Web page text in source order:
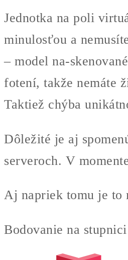
Jednotka na poli
minulosťou a
– model na-
fotení, takže nemáte
Taktiež chýba
Dôležité je aj
serveroch. V
Aj napriek tomu je to
Bodovanie na